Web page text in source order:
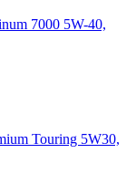
7000 5W-40,
Touring 5W30,